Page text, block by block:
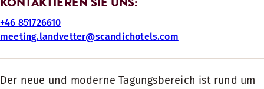
+46 851726610
meeting.landvetter@scandichotels.com
Der neue und moderne Tagungsbereich ist rund um